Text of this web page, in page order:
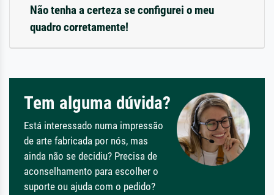
Não tenha a certeza se configurei o meu
quadro corretamente!
Tem alguma dúvida?
Está interessado numa impressão
de arte fabricada por nós, mas
ainda não se decidiu? Precisa de
aconselhamento para escolher o
suporte ou ajuda com o pedido?